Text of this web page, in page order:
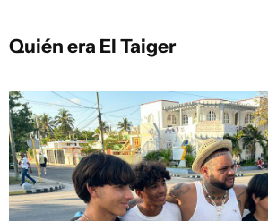
Quién era El Taiger